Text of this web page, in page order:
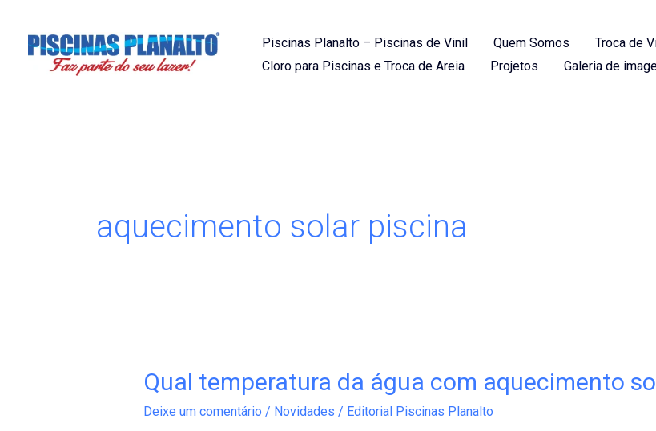
Piscinas Planalto – Piscinas de Vinil Quem Somos Troca de
Cloro para Piscinas e Troca de Areia
Projetos Galeria de
aquecimento solar piscina
Qual temperatura da água com aquecimento
Deixe um comentário / Novidades / Editorial Piscinas Planalto
Qual